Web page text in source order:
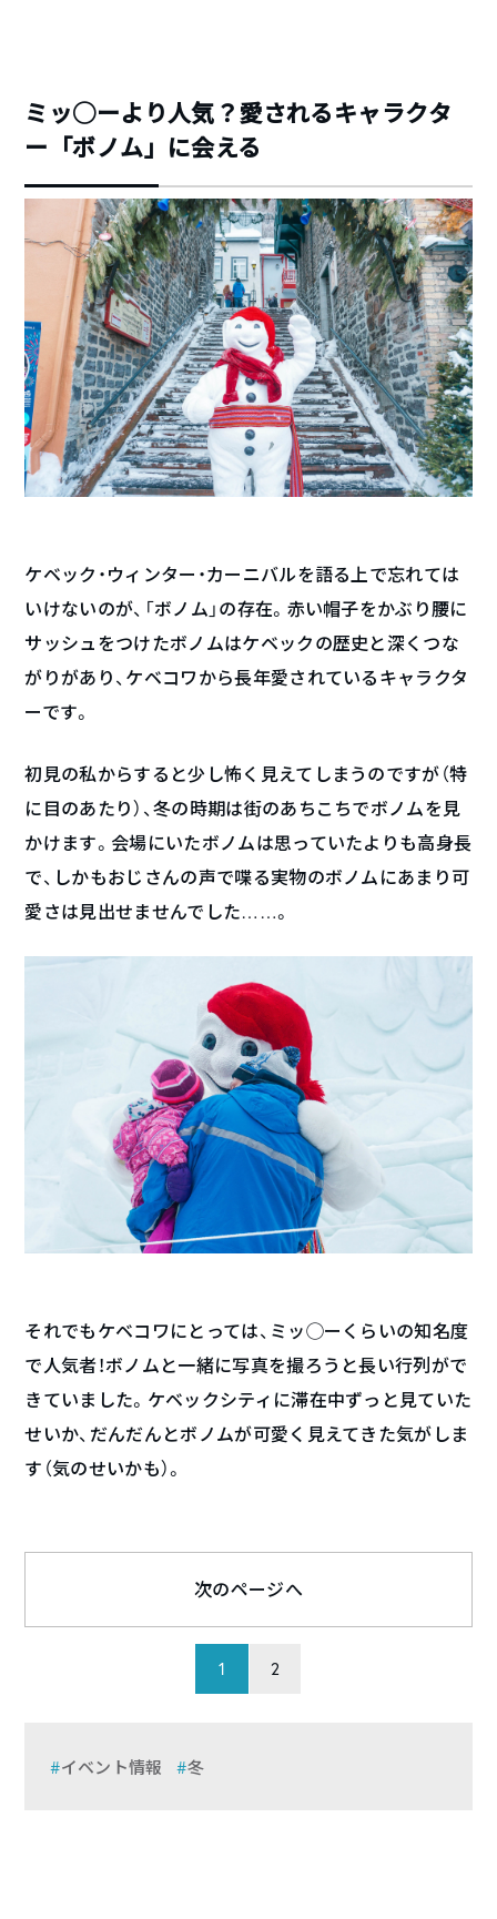
ミッ◯ーより人気？愛されるキャラクタ
ー「ボノム」に会える
ケベック・ウィンター・カーニバルを語る上で忘れては
いけないのが、「ボノム」の存在。赤い帽子をかぶり腰に
サッシュをつけたボノムはケベックの歴史と深くつな
がりがあり、ケベコワから長年愛されているキャラクタ
ーです。
初見の私からすると少し怖く見えてしまうのですが（特
に目のあたり）、冬の時期は街のあちこちでボノムを見
かけます。会場にいたボノムは思っていたよりも高身長
で、しかもおじさんの声で喋る実物のボノムにあまり可
愛さは見出せませんでした……。
それでもケベコワにとっては、ミッ◯ーくらいの知名度
で人気者！ボノムと一緒に写真を撮ろうと長い行列がで
きていました。ケベックシティに滞在中ずっと見ていた
せいか、だんだんとボノムが可愛く見えてきた気がしま
す（気のせいかも）。
1 2
次のページへ
イベント情報 冬